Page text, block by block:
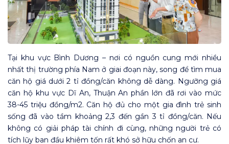
Tại khu vực Bình Dương – nơi có nguồn cung mới nhiều
nhất thị trường phía Nam ở giai đoạn này, song để tìm mua
căn hộ giá dưới 2 tỉ đồng/căn không dễ dàng. Ngưỡng giá
căn hộ khu vực Dĩ An, Thuận An phần lớn đã rơi vào mức
38-45 triệu đồng/m2. Căn hộ đủ cho một gia đình trẻ sinh
sống đã vào tầm khoảng 2,3 đến gần 3 tỉ đồng/căn. Nếu
không có giải pháp tài chính đi cùng, những người trẻ có
tích lũy ban đầu khiêm tốn rất khó sở hữu chốn an cư.